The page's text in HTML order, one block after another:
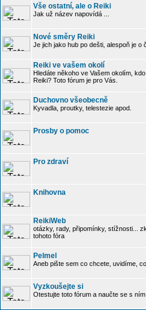
Vše ostatní, ale o Reiki
Jak už název napovídá ...
Nové směry Reiki
Je jich jako hub po dešti, alespoň je o
Reiki ve vašem okolí
Hledáte někoho ve Vašem okolím,
Reiki? Toto fórum je pro Vás.
Duchovno všeobecně
Kyvadla, proutky, telestezie apod.
Prosby o pomoc
Pro zdraví
Knihovna
ReikiWeb
otázky, rady, připomínky, stížnosti...
tohoto fóra
Pelmel
Aneb pište sem co chcete, uvidíme,
Vyzkoušejte si
Otestujte toto fórum a naučte se s ním